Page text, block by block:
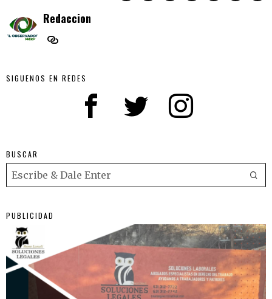
Redaccion
SIGUENOS EN REDES
BUSCAR
PUBLICIDAD